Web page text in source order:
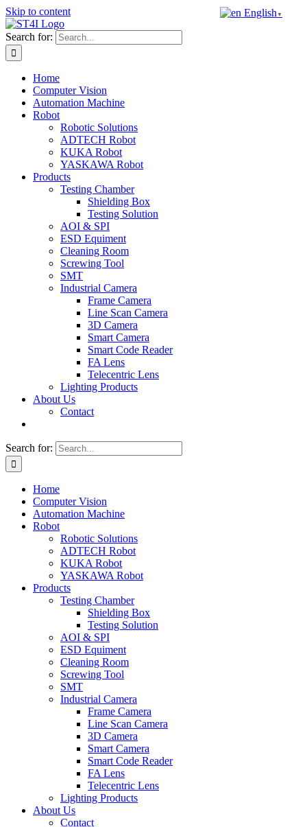
Skip to content
Search for:
Home
Computer Vision
Automation Machine
Robot
Robotic Solutions
ADTECH Robot
KUKA Robot
YASKAWA Robot
Products
Testing Chamber
Shielding Box
Testing Solution
AOI & SPI
ESD Equiment
Cleaning Room
Screwing Tool
SMT
Industrial Camera
Frame Camera
Line Scan Camera
3D Camera
Smart Camera
Smart Code Reader
FA Lens
Telecentric Lens
Lighting Products
About Us
Contact
Search for:
Home
Computer Vision
Automation Machine
Robot
Robotic Solutions
ADTECH Robot
KUKA Robot
YASKAWA Robot
Products
Testing Chamber
Shielding Box
Testing Solution
AOI & SPI
ESD Equiment
Cleaning Room
Screwing Tool
SMT
Industrial Camera
Frame Camera
Line Scan Camera
3D Camera
Smart Camera
Smart Code Reader
FA Lens
Telecentric Lens
Lighting Products
About Us
Contact
English ▼